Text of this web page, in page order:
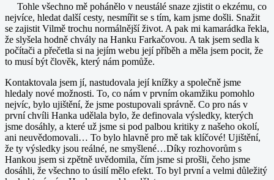
Tohle všechno mě pohánělo v neustálé snaze zjistit o ekzému, co
nejvíce, hledat další cesty, nesmířit se s tím, kam jsme došli. Snažit
se zajistit Vilmě trochu normálnější život. A pak mi kamarádka řekla,
že slyšela hodně chvály na Hanku Farkačovou. A tak jsem sedla k
počítači a přečetla si na jejím webu její příběh a měla jsem pocit, že
to musí být člověk, který nám pomůže.
Kontaktovala jsem jí, nastudovala její knížky a společně jsme
hledaly nové možnosti. To, co nám v prvním okamžiku pomohlo
nejvíc, bylo ujištění, že jsme postupovali správně. Co pro nás v
první chvíli Hanka udělala bylo, že definovala výsledky, kterých
jsme dosáhly, a které už jsme si pod palbou kritiky z našeho okolí,
ani neuvědomovali… To bylo hlavně pro mě tak klíčové! Ujištění,
že ty výsledky jsou reálné, ne smyšlené…Díky rozhovorům s
Hankou jsem si zpětně uvědomila, čím jsme si prošli, čeho jsme
dosáhli, že všechno to úsilí mělo efekt. To byl první a velmi důležitý